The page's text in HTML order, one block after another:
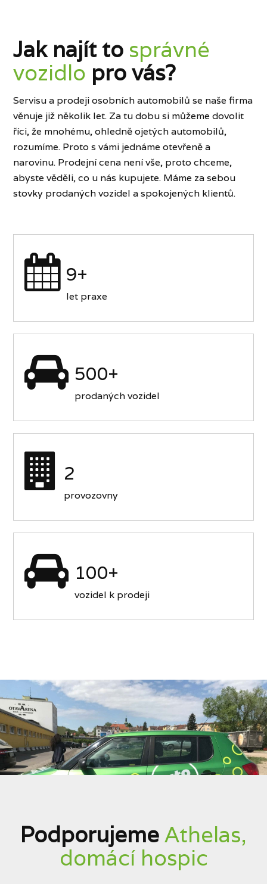
Jak najít to správné
vozidlo pro vás?
Servisu a prodeji osobních automobilů se naše firma
věnuje již několik let. Za tu dobu si můžeme dovolit
říci, že mnohému, ohledně ojetých automobilů,
rozumíme. Proto s vámi jednáme otevřeně a
narovinu. Prodejní cena není vše, proto chceme,
abyste věděli, co u nás kupujete. Máme za sebou
stovky prodaných vozidel a spokojených klientů.
9+
let praxe
500+
prodaných vozidel
2
provozovny
100+
vozidel k prodeji
PodporujemeAthelas,
domácí hospic